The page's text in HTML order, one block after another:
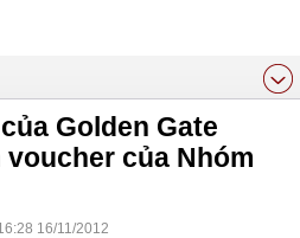
Golden Gate
của Nhóm
16/11/2012